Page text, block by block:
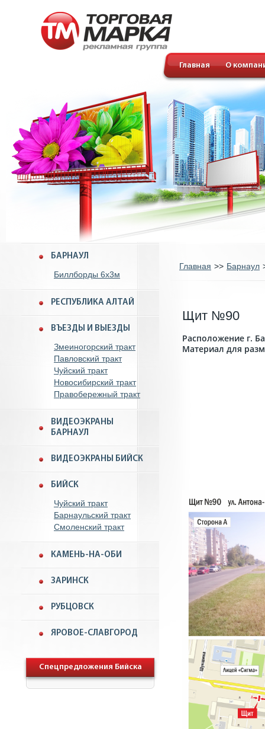
Главная О
БАРНАУЛ
Биллборды 6x3м
РЕСПУБЛИКА АЛТАЙ
ВЪЕЗДЫ И ВЫЕЗДЫ
Змеиногорский тракт
Павловский тракт
Чуйский тракт
Новосибирский тракт
Правобережный тракт
ВИДЕОЭКРАНЫ
БАРНАУЛ
ВИДЕОЭКРАНЫ БИЙСК
БИЙСК
Чуйский тракт
Барнаульский тракт
Смоленский тракт
КАМЕНЬ-НА-ОБИ
ЗАРИНСК
РУБЦОВСК
ЯРОВОЕ-СЛАВГОРОД
Спецпредложения Бийска
Главная >> Барнаул
Щит №90
Расположение г.
Материал для